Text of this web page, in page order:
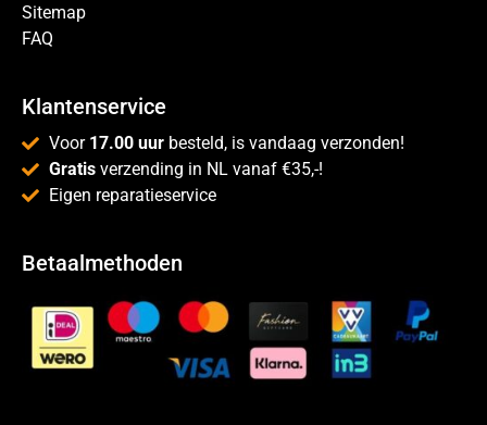
Sitemap
FAQ
Klantenservice
Voor 17.00 uur besteld, is vandaag verzonden!
Gratis verzending in NL vanaf €35,-!
Eigen reparatieservice
Betaalmethoden